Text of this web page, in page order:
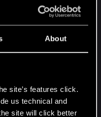
About
site’s features click.
us technical and
site will click better
"Wiedźmin
ktoś z Was kupił
tak - bardzo bym
sobie